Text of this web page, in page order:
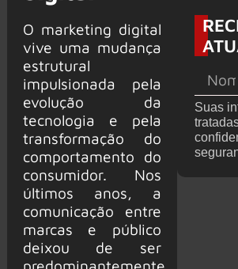
O marketing digital
vive uma mudança
estrutural
impulsionada pela
evolução da
tecnologia e pela
transformação do
comportamento do
consumidor. Nos
últimos anos, a
comunicação entre
marcas e público
deixou de ser
Suas